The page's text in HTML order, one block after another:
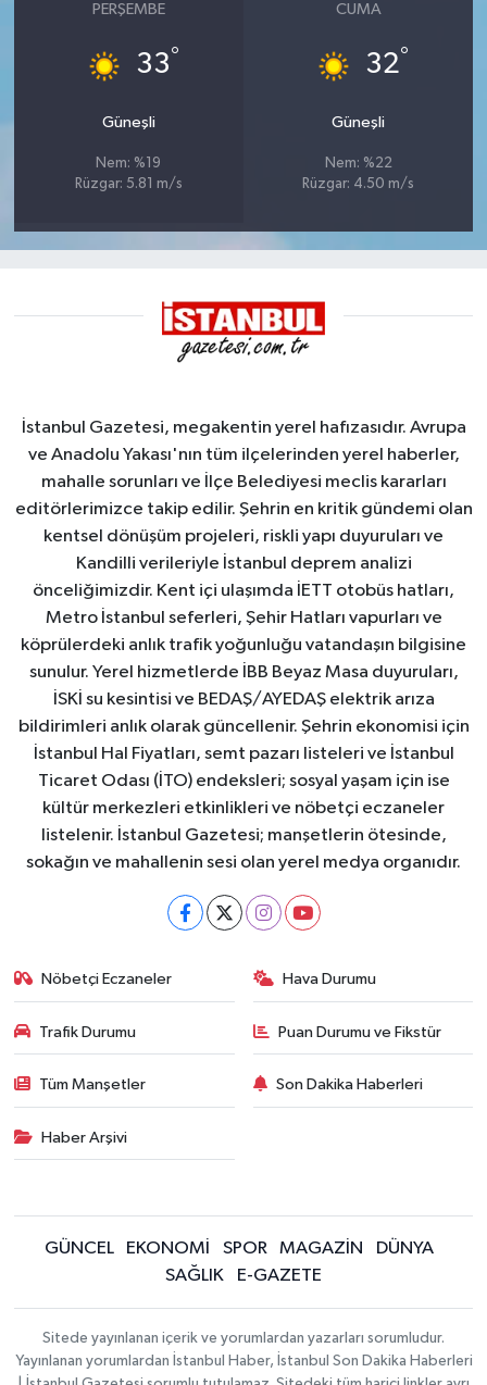
PERŞEMBE
33°
Güneşli
Nem: %19
Rüzgar: 5.81 m/s
CUMA
32°
Güneşli
Nem: %22
Rüzgar: 4.50 m/s
İstanbul Gazetesi, megakentin yerel hafızasıdır. Avrupa
ve Anadolu Yakası'nın tüm ilçelerinden yerel haberler,
mahalle sorunları ve İlçe Belediyesi meclis kararları
editörlerimizce takip edilir. Şehrin en kritik gündemi olan
kentsel dönüşüm projeleri, riskli yapı duyuruları ve
Kandilli verileriyle İstanbul deprem analizi
önceliğimizdir. Kent içi ulaşımda İETT otobüs hatları,
Metro İstanbul seferleri, Şehir Hatları vapurları ve
köprülerdeki anlık trafik yoğunluğu vatandaşın bilgisine
sunulur. Yerel hizmetlerde İBB Beyaz Masa duyuruları,
İSKİ su kesintisi ve BEDAŞ/AYEDAŞ elektrik arıza
bildirimleri anlık olarak güncellenir. Şehrin ekonomisi için
İstanbul Hal Fiyatları, semt pazarı listeleri ve İstanbul
Ticaret Odası (İTO) endeksleri; sosyal yaşam için ise
kültür merkezleri etkinlikleri ve nöbetçi eczaneler
listelenir. İstanbul Gazetesi; manşetlerin ötesinde,
sokağın ve mahallenin sesi olan yerel medya organıdır.
Nöbetçi Eczaneler Hava Durumu
Trafik Durumu Puan Durumu ve Fikstür
Tüm Manşetler Son Dakika Haberleri
Haber Arşivi
GÜNCEL EKONOMİ SPOR MAGAZİN
DÜNYA
SAĞLIK
E-GAZETE
Sitede yayınlanan içerik ve yorumlardan yazarları sorumludur.
Yayınlanan yorumlardan İstanbul Haber, İstanbul Son Dakika Haberleri